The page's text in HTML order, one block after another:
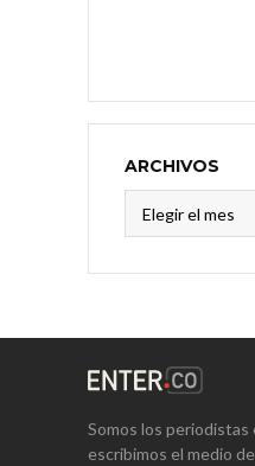
ARCHIVOS
Somos los periodistas
escribimos el medio